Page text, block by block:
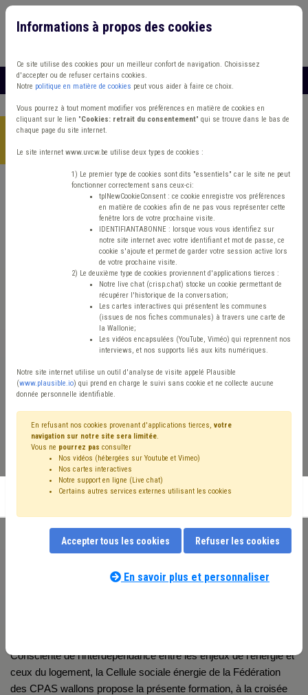
Accueil >Formations>Catalogue en ligne
LOGEMENT
Sociale énergie
ÉNERGIE -
LOGEMENT
Formation exclusivement
réservée à nos membres:
Agents «énergie» des CPAS
wallons dont les tuteurs
énergie.
Inscription en ligne
Le travail de lutte contre la précarité énergétique requiert
Consciente de l’interdépendance entre les enjeux de l’énergie et
ceux du logement, la Cellule sociale énergie de la Fédération
des CPAS wallons propose la présente formation, à la croisée
Informations à propos des cookies
Ce site utilise des cookies pour un meilleur confort de navigation. Choisissez
d'accepter ou de refuser certains cookies.
Notre politique en matière de cookies peut vous aider à faire ce choix.
Vous pourrez à tout moment modifier vos préférences en matière de cookies en
cliquant sur le lien "Cookies: retrait du consentement" qui se trouve dans le bas de
chaque page du site internet.
Le site internet www.uvcw.be utilise deux types de cookies :
1) Le premier type de cookies sont dits "essentiels" car le site ne peut
fonctionner correctement sans ceux-ci:
tplNewCookieConsent : ce cookie enregistre vos préférences
en matière de cookies afin de ne pas vous représenter cette
fenêtre lors de votre prochaine visite.
IDENTIFIANTABONNE : lorsque vous vous identifiez sur
notre site internet avec votre identifiant et mot de passe, ce
cookie s'ajoute et permet de garder votre session active lors
de votre prochaine visite.
2) Le deuxième type de cookies proviennent d'applications tierces :
Notre live chat (crisp.chat) stocke un cookie permettant de
récupérer l'historique de la conversation;
Les cartes interactives qui présentent les communes
(issues de nos fiches communales) à travers une carte de
la Wallonie;
Les vidéos encapsulées (YouTube, Viméo) qui reprennent nos
interviews, et nos supports liés aux kits numériques.
Notre site internet utilise un outil d'analyse de visite appelé Plausible
(www.plausible.io) qui prend en charge le suivi sans cookie et ne collecte aucune
donnée personnelle identifiable.
En refusant nos cookies provenant d'applications tierces, votre
navigation sur notre site sera limitée.
Vous ne pourrez pas consulter
Nos vidéos (hébergées sur Youtube et Vimeo)
Nos cartes interactives
Notre support en ligne (Live chat)
Certains autres services externes utilisant les cookies
Accepter tous les cookies Refuser les cookies
En savoir plus et personnaliser